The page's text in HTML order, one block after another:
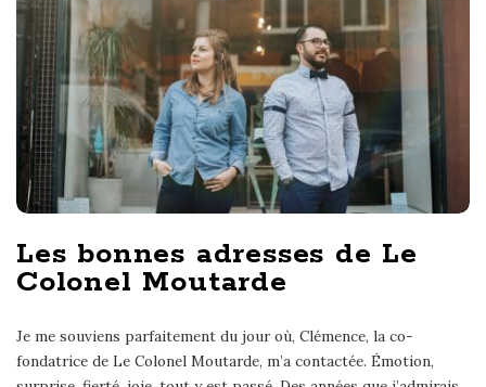
Les bonnes adresses de Le
Colonel Moutarde
Je me souviens parfaitement du jour où, Clémence, la co-
fondatrice de Le Colonel Moutarde, m’a contactée. Émotion,